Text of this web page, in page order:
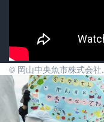
© 岡山中央魚市株式会社.